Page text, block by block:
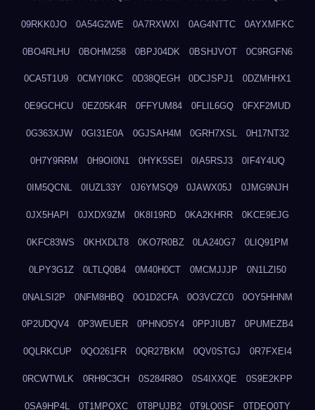
09RKK0JO 0A54G2WE 0A7RXWXI 0AG4NTTC 0AYXMFKC
0BO4RLHU 0BOHM258 0BPJ04DK 0BSHJVOT 0C9RGFN6
0CA5T1U9 0CMYI0KC 0D38QEGH 0DCJSPJ1 0DZMHHX1
0E9GCHCU 0EZ05K4R 0FFYUM84 0FLIL6GQ 0FXF2MUD
0G363XJW 0GI31E0A 0GJSAH4M 0GRH7XSL 0H17NT32
0H7Y9RRM 0H9OI0N1 0HYK5SEI 0IA5RSJ3 0IF4Y4UQ
0IM5QCNL 0IUZL33Y 0J6YMSQ9 0JAWX05J 0JMG9NJH
0JX5HAPI 0JXDX9ZM 0K8I19RD 0KA2KHRR 0KCE9EJG
0KFC83WS 0KHXDLT8 0KO7R0BZ 0LA240G7 0LIQ91PM
0LPY3G1Z 0LTLQ0B4 0M40H0CT 0MCMJJJP 0N1LZI50
0NALSI2P 0NFM8HBQ 0O1D2CFA 0O3VCZC0 0OY5HHNM
0P2UDQV4 0P3WEUER 0PHNO5Y4 0PPJIUB7 0PUMEZB4
0QLRKCUP 0QO261FR 0QR27BKM 0QV0STGJ 0R7FXEI4
0RCWTWLK 0RH9C3CH 0S284R8O 0S4IXXQE 0S9E2KPP
0SA9HP4L 0T1MPQXC 0T8PUJB2 0T9LQ0SF 0TDEQ0TY